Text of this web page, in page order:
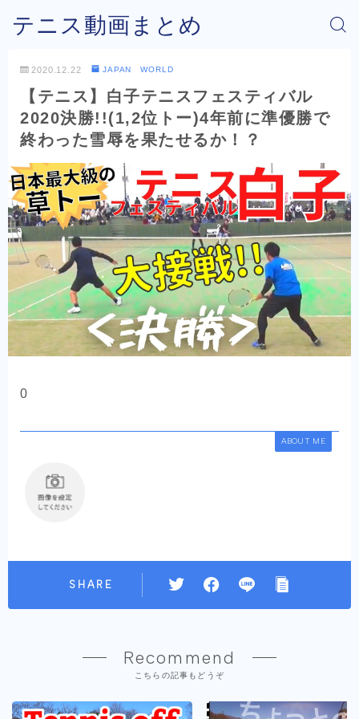
テニス動画まとめ
2020.12.22 JAPAN WORLD
【テニス】白子テニスフェスティバル
2020決勝!!(1,2位トー)4年前に準優勝で
終わった雪辱を果たせるか！？
0
ABOUT ME
SHARE
Recommend
こちらの記事もどうぞ